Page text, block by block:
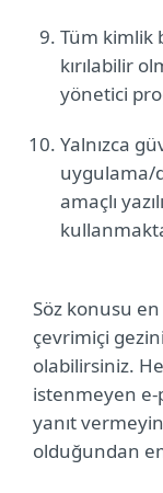
Tüm kimlik
kırılabilir
yönetici
Yalnızca
uygulama/
amaçlı
Söz konusu
çevrimiçi
olabilirsiniz.
istenmeyen
yanıt
olduğundan